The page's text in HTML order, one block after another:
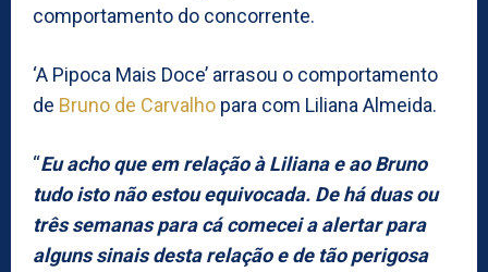
comportamento do concorrente.
‘A Pipoca Mais Doce’ arrasou o comportamento
de Bruno de Carvalho para com Liliana Almeida.
“Eu acho que em relação à Liliana e ao Bruno
tudo isto não estou equivocada. De há duas ou
três semanas para cá comecei a alertar para
alguns sinais desta relação e de tão perigosa